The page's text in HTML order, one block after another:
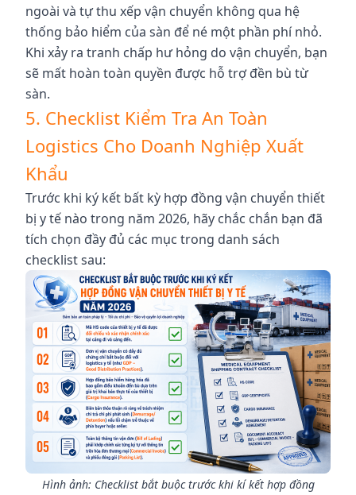
ngoài và tự thu xếp vận chuyển không qua hệ
thống bảo hiểm của sàn để né một phần phí nhỏ.
Khi xảy ra tranh chấp hư hỏng do vận chuyển, bạn
sẽ mất hoàn toàn quyền được hỗ trợ đền bù từ
sàn.
5. Checklist Kiểm Tra An Toàn
Logistics Cho Doanh Nghiệp Xuất
Khẩu
Trước khi ký kết bất kỳ hợp đồng vận chuyển thiết
bị y tế nào trong năm 2026, hãy chắc chắn bạn đã
tích chọn đầy đủ các mục trong danh sách
checklist sau:
Hình ảnh: Checklist bắt buộc trước khi kí kết hợp đồng